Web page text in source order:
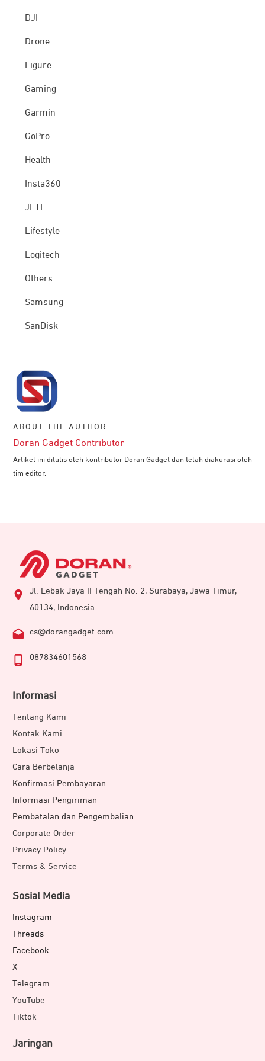
DJI
Drone
Figure
Gaming
Garmin
GoPro
Health
Insta360
JETE
Lifestyle
Logitech
Others
Samsung
SanDisk
ABOUT THE AUTHOR
Doran Gadget Contributor
Artikel ini ditulis oleh kontributor Doran Gadget dan telah diakurasi oleh
tim editor.
Jl. Lebak Jaya II Tengah No. 2, Surabaya, Jawa Timur,
60134, Indonesia
cs@dorangadget.com
087834601568
Informasi
Tentang Kami
Kontak Kami
Lokasi Toko
Cara Berbelanja
Konfirmasi Pembayaran
Informasi Pengiriman
Pembatalan dan Pengembalian
Corporate Order
Privacy Policy
Terms & Service
Sosial Media
Instagram
Threads
Facebook
X
Telegram
YouTube
Tiktok
Jaringan